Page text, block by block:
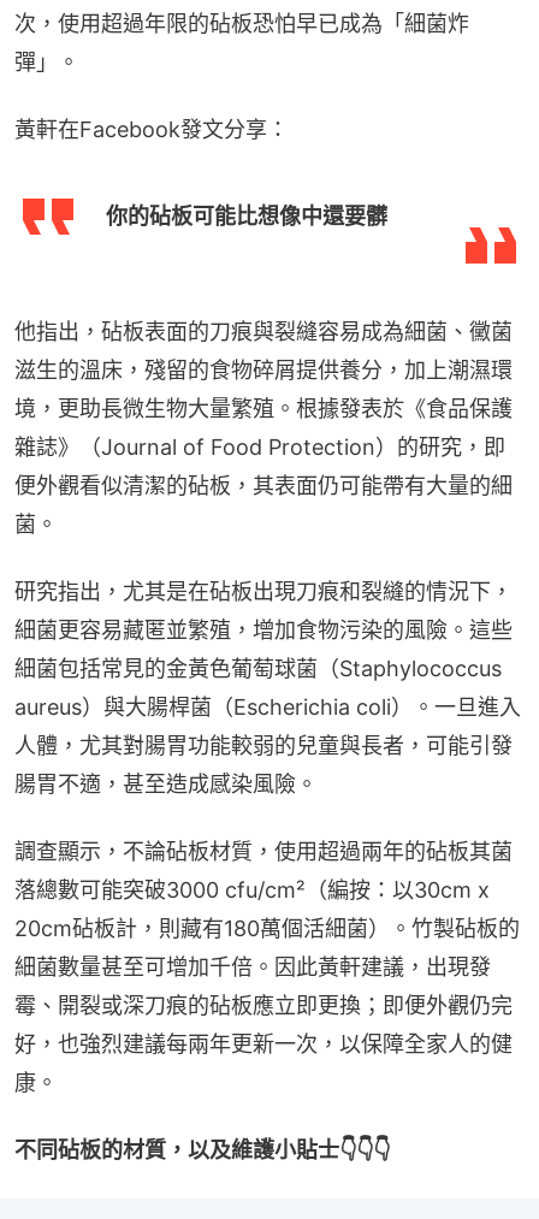
次，使用超過年限的砧板恐怕早已成為「細菌炸
彈」。
黃軒在Facebook發文分享：
你的砧板可能比想像中還要髒
他指出，砧板表面的刀痕與裂縫容易成為細菌、黴菌
滋生的溫床，殘留的食物碎屑提供養分，加上潮濕環
境，更助長微生物大量繁殖。根據發表於《食品保護
雜誌》（Journal of Food Protection）的研究，即
便外觀看似清潔的砧板，其表面仍可能帶有大量的細
菌。
研究指出，尤其是在砧板出現刀痕和裂縫的情況下，
細菌更容易藏匿並繁殖，增加食物污染的風險。這些
細菌包括常見的金黃色葡萄球菌（Staphylococcus
aureus）與大腸桿菌（Escherichia coli）。一旦進入
人體，尤其對腸胃功能較弱的兒童與長者，可能引發
腸胃不適，甚至造成感染風險。
調查顯示，不論砧板材質，使用超過兩年的砧板其菌
落總數可能突破3000 cfu/cm²（編按：以30cm x
20cm砧板計，則藏有180萬個活細菌）。竹製砧板的
細菌數量甚至可增加千倍。因此黃軒建議，出現發
霉、開裂或深刀痕的砧板應立即更換；即便外觀仍完
好，也強烈建議每兩年更新一次，以保障全家人的健
康。
不同砧板的材質，以及維護小貼士👇👇👇